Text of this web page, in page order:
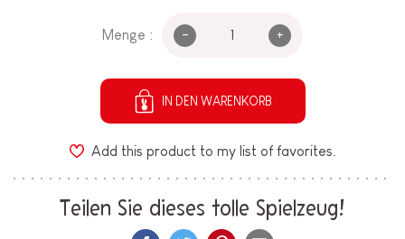
Menge : - +
IN DEN WARENKORB
Add this product to my list of favorites.
Teilen Sie dieses tolle Spielzeug!